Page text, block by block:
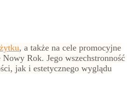
, a także na cele promocyjne
Nowy Rok. Jego wszechstronność
jak i estetycznego wyglądu